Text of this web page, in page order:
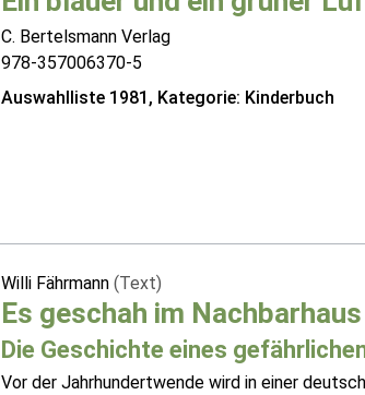
C. Bertelsmann Verlag
978-357006370-5
Auswahlliste 1981, Kategorie: Kinderbuch
Willi Fährmann (Text)
Es geschah im Nachbarhaus
Die Geschichte eines
Vor der Jahrhundertwende wird in einer